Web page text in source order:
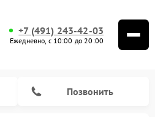
+7 (491) 243-42-03
Ежедневно, с 10:00 до 20:00
Позвонить